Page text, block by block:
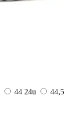
44 24u
44,5